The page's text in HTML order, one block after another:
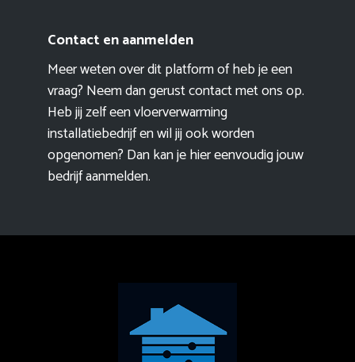
Contact en aanmelden
Meer weten over dit platform of heb je een
vraag? Neem dan gerust contact met ons op.
Heb jij zelf een vloerverwarming
installatiebedrijf en wil jij ook worden
opgenomen? Dan kan je hier eenvoudigjouw
bedrijf aanmelden.